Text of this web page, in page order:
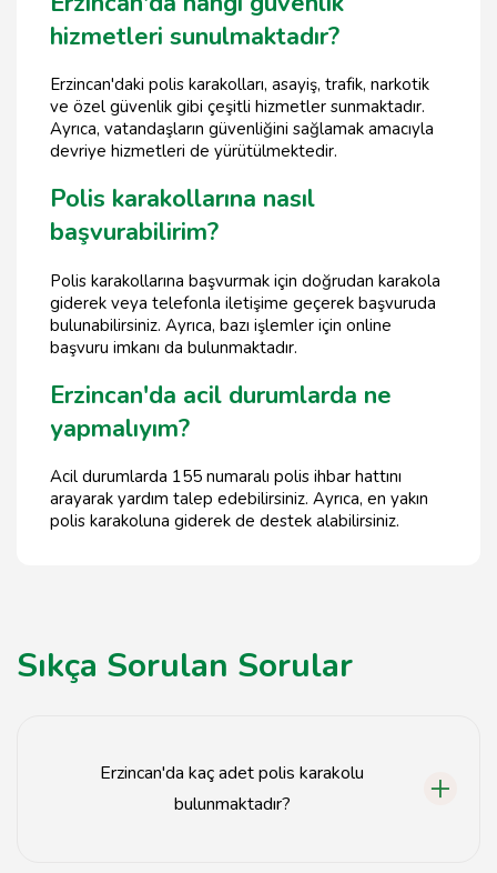
hizmetleri sunulmaktadır?
Erzincan'daki polis karakolları, asayiş, trafik, narkotik
ve özel güvenlik gibi çeşitli hizmetler sunmaktadır.
Ayrıca, vatandaşların güvenliğini sağlamak amacıyla
devriye hizmetleri de yürütülmektedir.
Polis karakollarına nasıl
başvurabilirim?
Polis karakollarına başvurmak için doğrudan karakola
giderek veya telefonla iletişime geçerek başvuruda
bulunabilirsiniz. Ayrıca, bazı işlemler için online
başvuru imkanı da bulunmaktadır.
Erzincan'da acil durumlarda ne
yapmalıyım?
Acil durumlarda 155 numaralı polis ihbar hattını
arayarak yardım talep edebilirsiniz. Ayrıca, en yakın
polis karakoluna giderek de destek alabilirsiniz.
Sıkça Sorulan Sorular
Erzincan'da kaç adet polis karakolu
bulunmaktadır?